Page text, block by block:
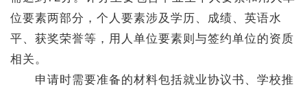
位要素两部分，个人要素涉及学历、成绩、英语水
平、获奖荣誉等，用人单位要素则与签约单位的资质
相关。
申请时需要准备的材料包括就业协议书、学校推